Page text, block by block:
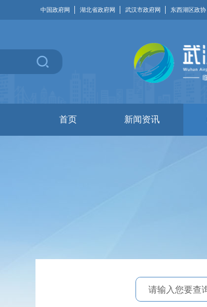
中国政府网 湖北省政府网 武汉市政府网 东西湖区政协
首页 新闻资讯